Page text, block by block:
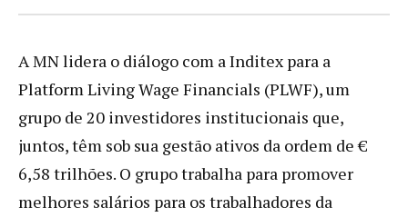
A MN lidera o diálogo com a Inditex para a
Platform Living Wage Financials (PLWF), um
grupo de 20 investidores institucionais que,
juntos, têm sob sua gestão ativos da ordem de €
6,58 trilhões. O grupo trabalha para promover
melhores salários para os trabalhadores da